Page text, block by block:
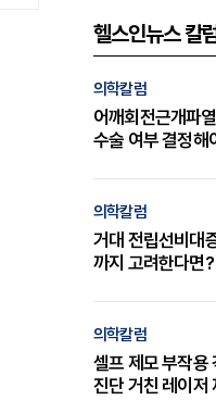
헬스인뉴스 칼
의학칼럼
어깨회전근개파
수술 여부 결정해
의학칼럼
거대 전립선비대
까지 고려한다면
의학칼럼
셀프 제모 부작용
진단 거친 레이저